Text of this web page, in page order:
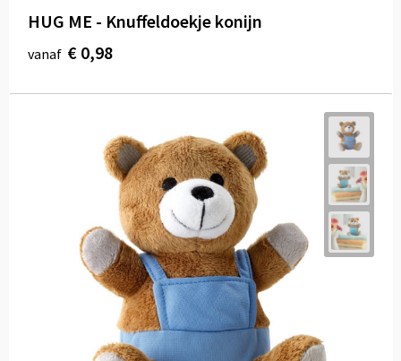
HUG ME - Knuffeldoekje konijn
vanaf € 0,98